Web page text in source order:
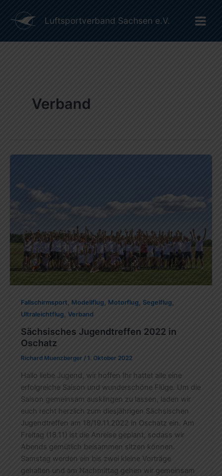
Inhalt
springen
Luftsportverband Sachsen e.V.
Verband
Fallschirmsport, Modellflug, Motorflug, Segelflug,
Ultraleichtflug , Verband
Sächsisches Jugendtreffen 2022 in
Oschatz
Richard Muenzberger / 1. Oktober 2022
Hallo liebe Jugend, wir hoffen Ihr hattet alle eine
erfolgreiche Saison und wunderschöne Flüge. Um die
Saison gemeinsam ausklingen zu lassen, laden wir
euch recht herzlich zum diesjährigen Sächsischen
Jugendtreffen am 18/19.11.2022 in Oschatz ein. Am
Freitag (18.11) ist die Anreise geplant, sodass wir
Abends gemütlich beisammen sitzen können.
Samstag werden ein bis zwei kleine Vorträge
gehalten und am Nachmittag gehen wir gemeinsam